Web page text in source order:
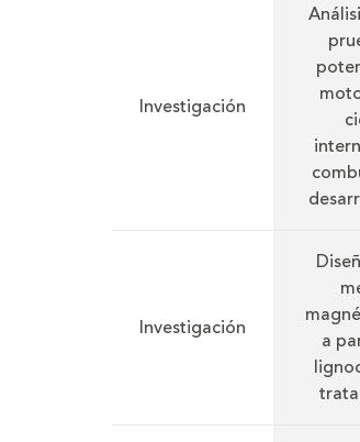
Investigación
Investigación
a